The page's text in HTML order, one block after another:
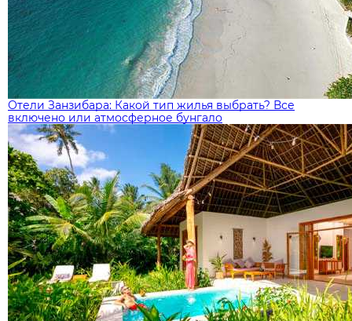
Отели Занзибара: Какой тип жилья выбрать? Все
включено или атмосферное бунгало